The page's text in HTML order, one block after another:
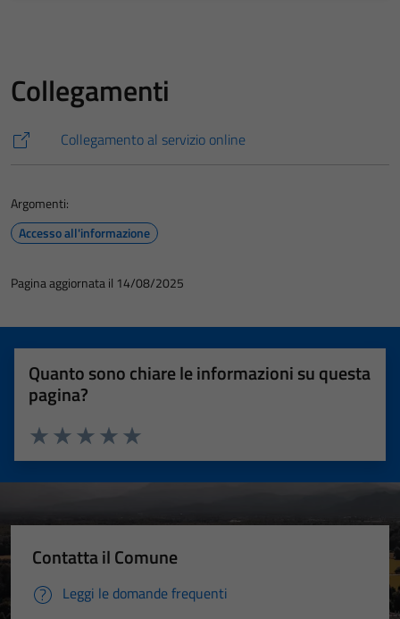
Collegamenti
Collegamento al servizio online
Argomenti:
Accesso all'informazione
Pagina aggiornata il 14/08/2025
Quanto sono chiare le informazioni su questa
pagina?
Valuta 5 stelle su 5
Valuta 4 stelle su 5
Valuta 3 stelle su 5
Valuta 2 stelle su 5
Valuta 1 stelle su 5
Contatta il Comune
Leggi le domande frequenti